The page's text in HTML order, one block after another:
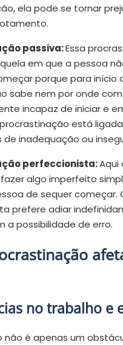
ela pode se tornar
passiva:Essa
em que a pessoa
porque para início
sabe nem por onde
incapaz de iniciar e
está
inadequação ou
perfeccionista:Aqui
algo imperfeito
de sequer começar.
prefere adiar
a possibilidade de erro.
no trabalho e
não é apenas um